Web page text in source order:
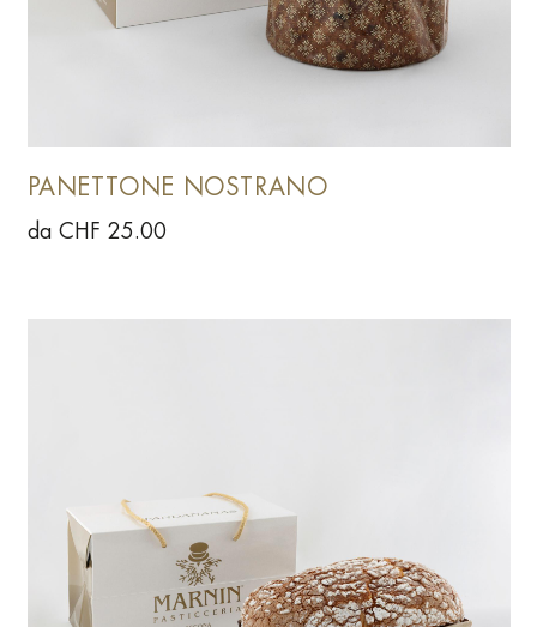
PANETTONE NOSTRANO
da CHF 25.00